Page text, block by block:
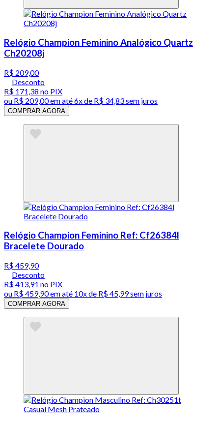
Relógio Champion Feminino Analógico Quartz
Ch20208j
R$ 209,00
Desconto
R$ 171,38 no PIX
ou R$ 209,00em até6x de R$ 34,83 sem juros
COMPRAR AGORA
Relógio Champion Feminino Ref: Cf26384l
Bracelete Dourado
R$ 459,90
Desconto
R$ 413,91 no PIX
ou R$ 459,90em até 10x de R$ 45,99 sem juros
COMPRAR AGORA